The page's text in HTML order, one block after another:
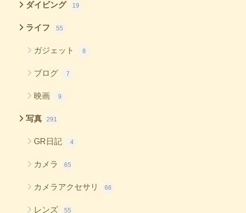
ダイビング 19
ライフ 55
ガジェット 8
ブログ 7
映画 9
写真 291
GR日記 4
カメラ 65
カメラアクセサリ 66
レンズ 55